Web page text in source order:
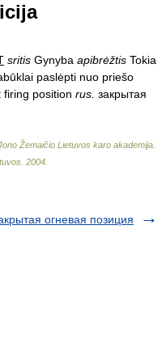
sritis Gynyba apibrėžtis Tokia
paslėpti nuo priešo
firing position rus. закрытая
Žemaičio Lietuvos karo akademija
2004
огневая позиция